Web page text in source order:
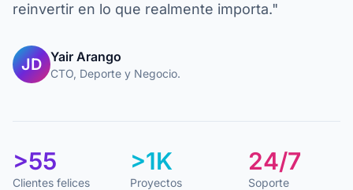
reinvertir en lo que realmente importa."
JD Yair Arango
CTO, Deporte y Negocio.
>55
Clientes felices
>1K
Proyectos
24/7
Soporte